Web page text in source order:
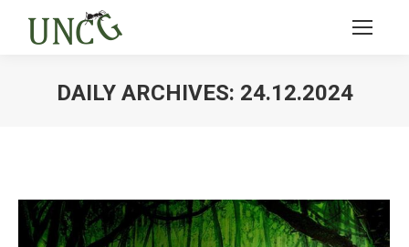
DAILY ARCHIVES: 24.12.2024